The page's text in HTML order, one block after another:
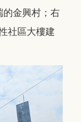
的金興村；右
社區大樓建